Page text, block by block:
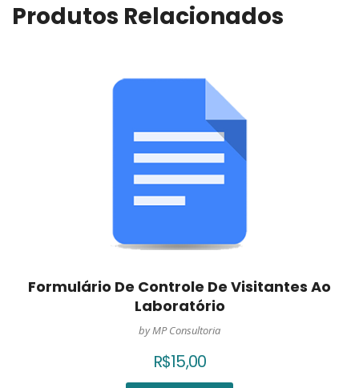
Produtos Relacionados
Formulário De Controle De Visitantes Ao
Laboratório
by MP Consultoria
R$15,00